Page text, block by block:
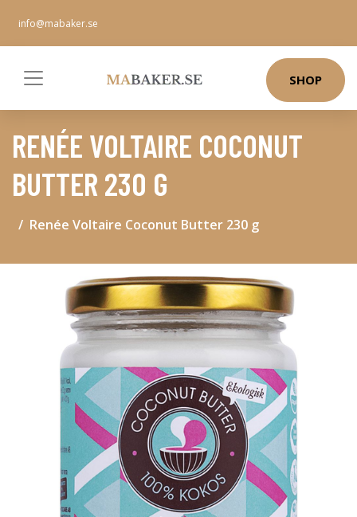
info@mabaker.se
SHOP
RENÉE VOLTAIRE COCONUT
BUTTER 230 G
Renée Voltaire Coconut Butter 230 g